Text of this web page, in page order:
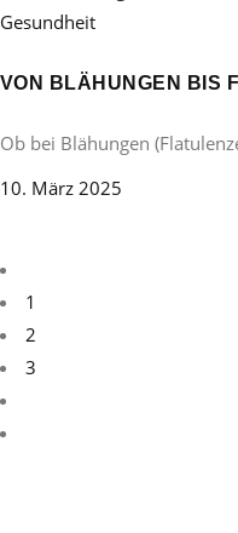
Gesundheit
VON BLÄHUNGEN BIS
Ob bei Blähungen
10. März 2025
1
2
3